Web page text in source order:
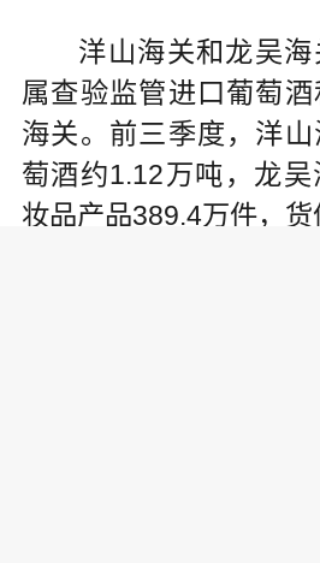
洋山海关和龙吴海
属查验监管进口葡萄
海关。前三季度，洋
萄酒约1.12万吨，龙
妆品产品389.4万件，货